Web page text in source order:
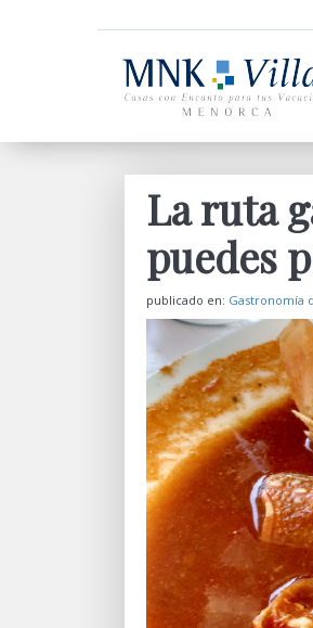
La ruta
puedes
publicado en: Gastronomía